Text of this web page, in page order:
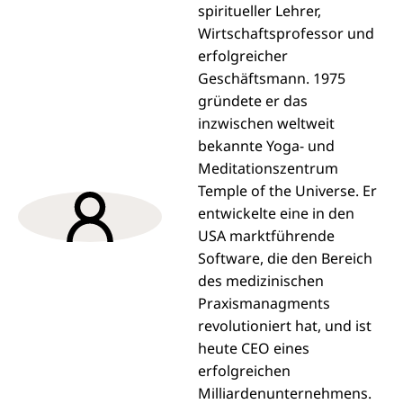
spiritueller Lehrer,
Wirtschaftsprofessor und
erfolgreicher
Geschäftsmann. 1975
gründete er das
inzwischen weltweit
bekannte Yoga- und
Meditationszentrum
Temple of the Universe. Er
entwickelte eine in den
USA marktführende
Software, die den Bereich
des medizinischen
Praxismanagments
revolutioniert hat, und ist
heute CEO eines
erfolgreichen
Milliardenunternehmens.